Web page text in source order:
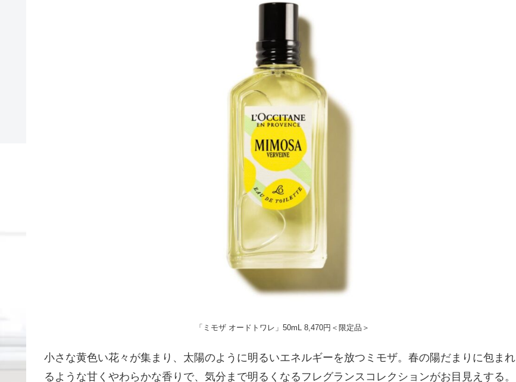
「ミモザ オードトワレ」50mL 8,470円＜限定品＞
小さな黄色い花々が集まり、太陽のように明るいエネルギーを放つミモザ。春の陽だまりに包まれ
るような甘くやわらかな香りで、気分まで明るくなるフレグランスコレクションがお目見えする。